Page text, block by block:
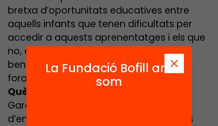
bretxa d’oportunitats educatives entre
aquells infants que tenen dificultats per
accedir a aquests aprenentatges i els que
no, de manera que tothom es pugui
beneficiar de les oportunitats existents
fora de l’escola.
Què s’aconsegueix, amb això?
Garantir que els infants que venen
d’entorns de renda baixa i de contextos
La Fundació Bofill ara
som